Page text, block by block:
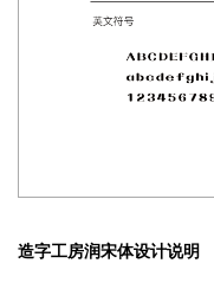
造字工房润宋体设计说明